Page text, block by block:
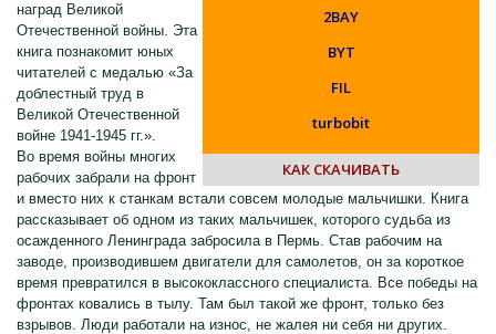
2BAY
BYT
FIL
turbobit
КАК СКАЧИВАТЬ
наград Великой
Отечественной войны. Эта
книга познакомит юных
читателей с медалью «За
доблестный труд в
Великой Отечественной
войне 1941-1945 гг.».
Во время войны многих
рабочих забрали на фронт
и вместо них к станкам встали совсем молодые мальчишки. Книга
рассказывает об одном из таких мальчишек, которого судьба из
осажденного Ленинграда забросила в Пермь. Став рабочим на
заводе, производившем двигатели для самолетов, он за короткое
время превратился в высококлассного специалиста. Все победы на
фронтах ковались в тылу. Там был такой же фронт, только без
взрывов. Люди работали на износ, не жалея ни себя ни других.